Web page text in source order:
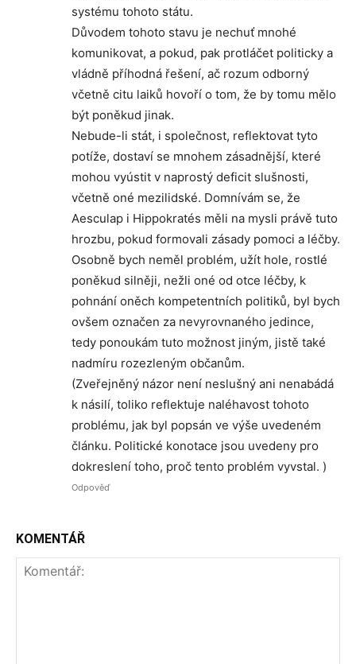
systému tohoto státu.
Důvodem tohoto stavu je nechuť mnohé
komunikovat, a pokud, pak protláčet politicky a
vládně příhodná řešení, ač rozum odborný
včetně citu laiků hovoří o tom, že by tomu mělo
být poněkud jinak.
Nebude-li stát, i společnost, reflektovat tyto
potíže, dostaví se mnohem zásadnější, které
mohou vyústit v naprostý deficit slušnosti,
včetně oné mezilidské. Domnívám se, že
Aesculap i Hippokratés měli na mysli právě tuto
hrozbu, pokud formovali zásady pomoci a léčby.
Osobně bych neměl problém, užít hole, rostlé
poněkud silněji, nežli oné od otce léčby, k
pohnání oněch kompetentních politiků, byl bych
ovšem označen za nevyrovnaného jedince,
tedy ponoukám tuto možnost jiným, jistě také
nadmíru rozezleným občanům.
(Zveřejněný názor není neslušný ani nenabádá
k násilí, toliko reflektuje naléhavost tohoto
problému, jak byl popsán ve výše uvedeném
článku. Politické konotace jsou uvedeny pro
dokreslení toho, proč tento problém vyvstal. )
Odpověď
KOMENTÁŘ